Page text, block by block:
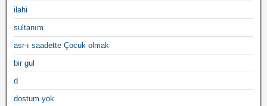
ilahi
sultanım
asr-ı saadette Çocuk olmak
bir gul
d
dostum yok